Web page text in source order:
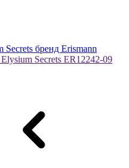
бренд Erismann
Secrets ER12242-09